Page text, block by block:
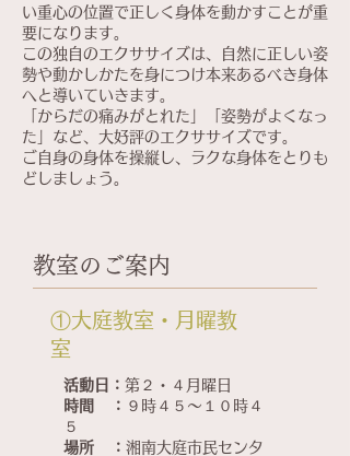
い重心の位置で正しく身体を動かすことが重
要になります。
この独自のエクササイズは、自然に正しい姿
勢や動かしかたを身につけ本来あるべき身体
へと導いていきます。
「からだの痛みがとれた」「姿勢がよくなっ
た」など、大好評のエクササイズです。
ご自身の身体を操縦し、ラクな身体をとりも
どしましょう。
教室のご案内
​①大庭教室・月曜教
室
活動日： 第２・４月曜日
時間 ： ９時４５～１０時４
５
場所 ： 湘南大庭市民センタ